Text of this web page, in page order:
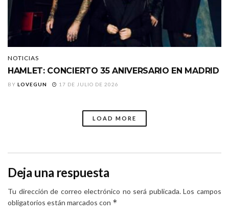
NOTICIAS
HAMLET: CONCIERTO 35 ANIVERSARIO EN MADRID
BY LOVEGUN 17 DE JULIO DE 2026
LOAD MORE
Deja una respuesta
Tu dirección de correo electrónico no será publicada. Los campos
obligatorios están marcados con *